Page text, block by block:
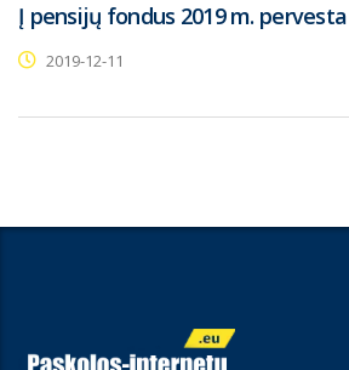
Į pensijų fondus 2019 m.
2019-12-11